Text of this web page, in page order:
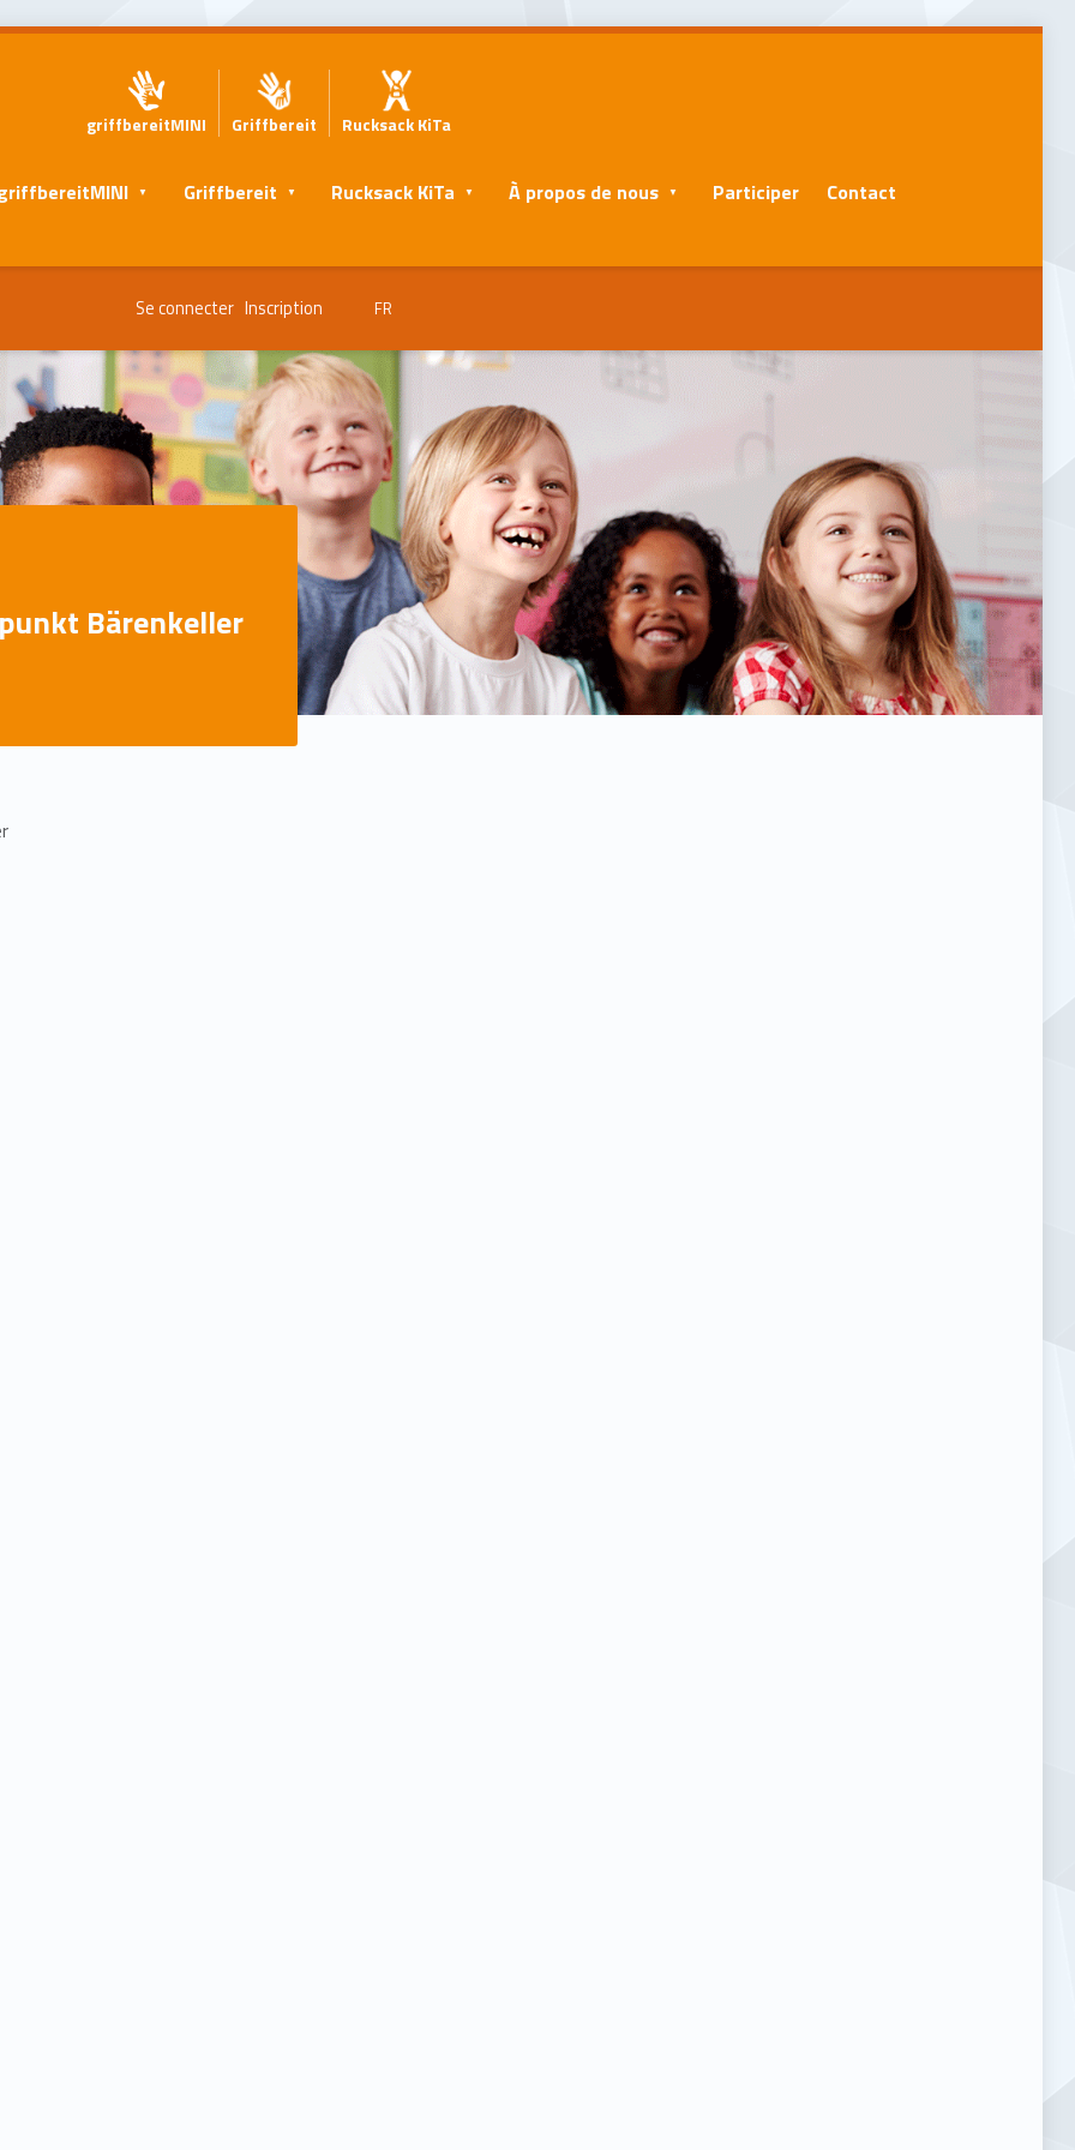
griffbereitMINI Griffbereit Rucksack KiTa
Griffbereit Rucksack KiTa À propos de nous Participer Contact
Se connecter Inscription FR
Bärenkeller